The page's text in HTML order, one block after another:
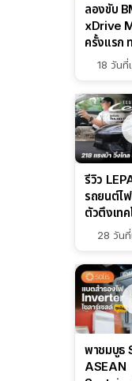
ลองขับ
xDrive
ครั้งแรก
ช่วยขับ แ
จัดเต็มใน
18 วันที่
รีวิว
รถยนต์ไ
ตัวตึงเทค
Bosch
แสนต้น
28 วัน
พาชมบูธ
ASEAN